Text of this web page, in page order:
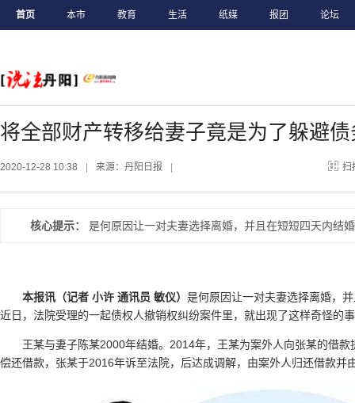
首页 本市 教育 生活 纸媒 报团 论坛
将全部财产转移给妻子竟是为了躲避债
2020-12-28 10:38 来源：丹阳日报 扫
核心提示： 是何原因让一对夫妻选择离婚，并且在短短四天内结
本报讯（记者 小许 通讯员 敏仪） 是何原因让一对夫妻选择离婚，
近日，法院受理的一起债权人撤销权纠纷案件里，就出现了这样奇怪的
王某与妻子陈某2000年结婚。2014年，王某为案外人向张某的借
偿还借款，张某于2016年诉至法院，后达成调解，由案外人归还借款并